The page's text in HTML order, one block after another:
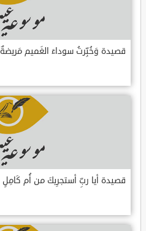
قصيدة وَخُبِّرتُ سوداءَ الغَميم مَريضةٌ
قصيدة أيا ربِّ أستجرِيكَ من أُم كَامِلٍ